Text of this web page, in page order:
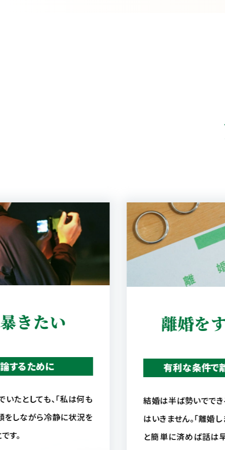
きたい
するために
たとしても、「私は何も
をしながら冷静に状況を
す。
離婚を
有利な条件で
結婚は半ば勢いででき
はいきません。「離婚し
と簡単に済めば話は